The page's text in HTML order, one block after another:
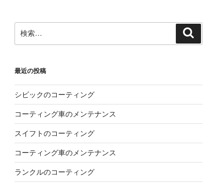
ー
シ
索:
最近の投稿
シビックのコーティング
コーティング車のメンテナンス
スイフトのコーティング
コーティング車のメンテナンス
ランクルのコーティング